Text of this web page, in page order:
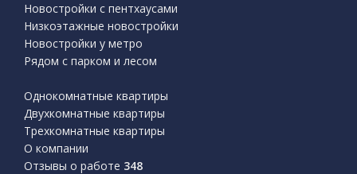
Новостройки с пентхаусами
Низкоэтажные новостройки
Новостройки у метро
Рядом с парком и лесом
Однокомнатные квартиры
Двухкомнатные квартиры
Трехкомнатные квартиры
О компании
Отзывы о работе 348